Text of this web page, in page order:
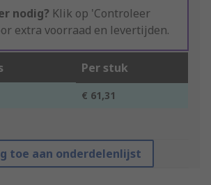
nodig? Klik op 'Controleer
extra voorraad en levertijden.
Per stuk
€ 61,31
toe aan onderdelenlijst